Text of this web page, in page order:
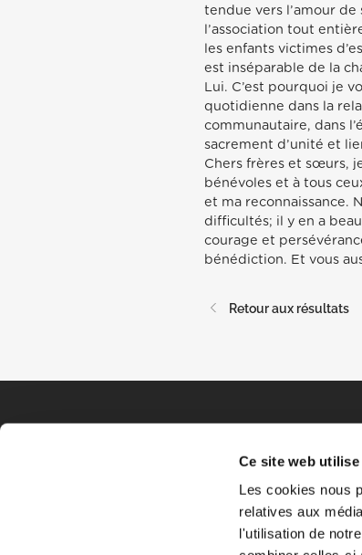
Ce site web
Les cookies nous
relatives aux
l'utilisation de
tendue vers l’amour
l’association tout
les enfants victimes
est inséparable de la
Lui. C’est pourquoi je
quotidienne dans la
communautaire, dans
sacrement d’unité et
Chers frères et sœurs,
bénévoles et à tous
et ma reconnaissance.
difficultés; il y en a
courage et
bénédiction. Et vous
Retour aux résultats